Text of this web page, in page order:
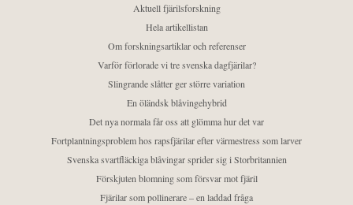
Aktuell fjärilsforskning
Hela artikellistan
Om forskningsartiklar och referenser
Varför förlorade vi tre svenska dagfjärilar?
Slingrande slåtter ger större variation
En öländsk blåvingehybrid
Det nya normala får oss att glömma hur det var
Fortplantningsproblem hos rapsfjärilar efter värmestress som larver
Svenska svartfläckiga blåvingar sprider sig i Storbritannien
Förskjuten blomning som försvar mot fjäril
Fjärilar som pollinerare – en laddad fråga